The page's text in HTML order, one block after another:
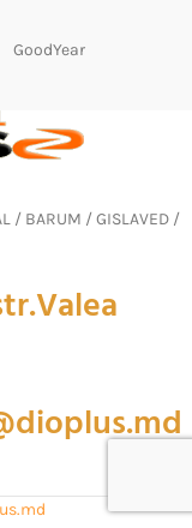
GoodYear
/ BARUM / GISLAVED /